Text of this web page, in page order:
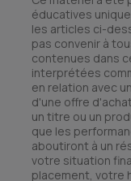
éducatives
les articles ci-
pas convenir à
contenues dans
interprétées
en relation avec
d'une offre
un titre ou un
que les
aboutiront à un
votre situation
placement, votre